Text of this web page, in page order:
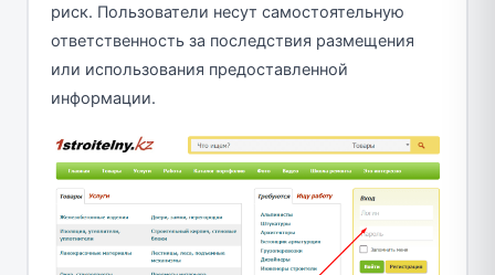
риск. Пользователи несут самостоятельную
ответственность за последствия размещения
или использования предоставленной
информации.